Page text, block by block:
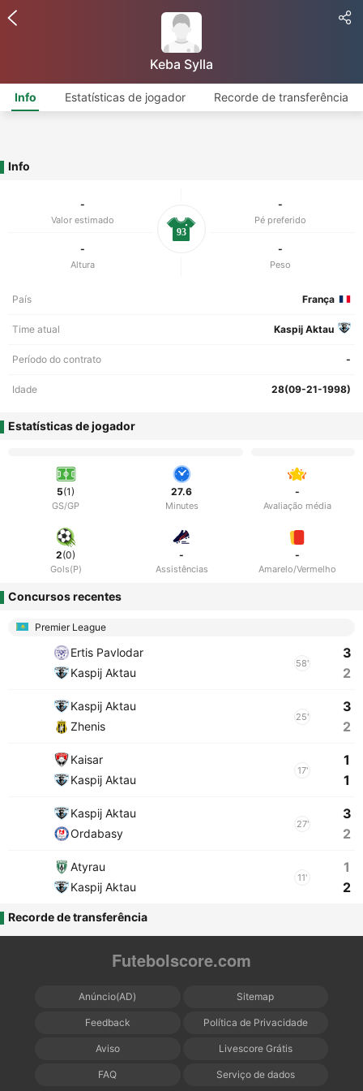
Keba Sylla
Info Estatísticas de jogador Recorde de transferência
Info
-
Valor estimado
-
Pé preferido
-
Altura
-
Peso
93
País França
Time atual Kaspij Aktau
Período do contrato -
Idade 28(09-21-1998)
Estatísticas de jogador
5(1)
GS/GP
27.6
Minutes
-
Avaliação média
2(0)
Gols(P)
-
Assistências
-
Amarelo/Vermelho
Concursos recentes
Premier League
Ertis Pavlodar
Kaspij Aktau
58'
3
2
Kaspij Aktau
Zhenis
25'
3
2
Kaisar
Kaspij Aktau
17'
1
1
Kaspij Aktau
Ordabasy
27'
3
2
Atyrau
Kaspij Aktau
11'
1
2
Recorde de transferência
Futebolscore.com
Anúncio(AD) Sitemap
Feedback Política de Privacidade
Aviso Livescore Grátis
FAQ Serviço de dados